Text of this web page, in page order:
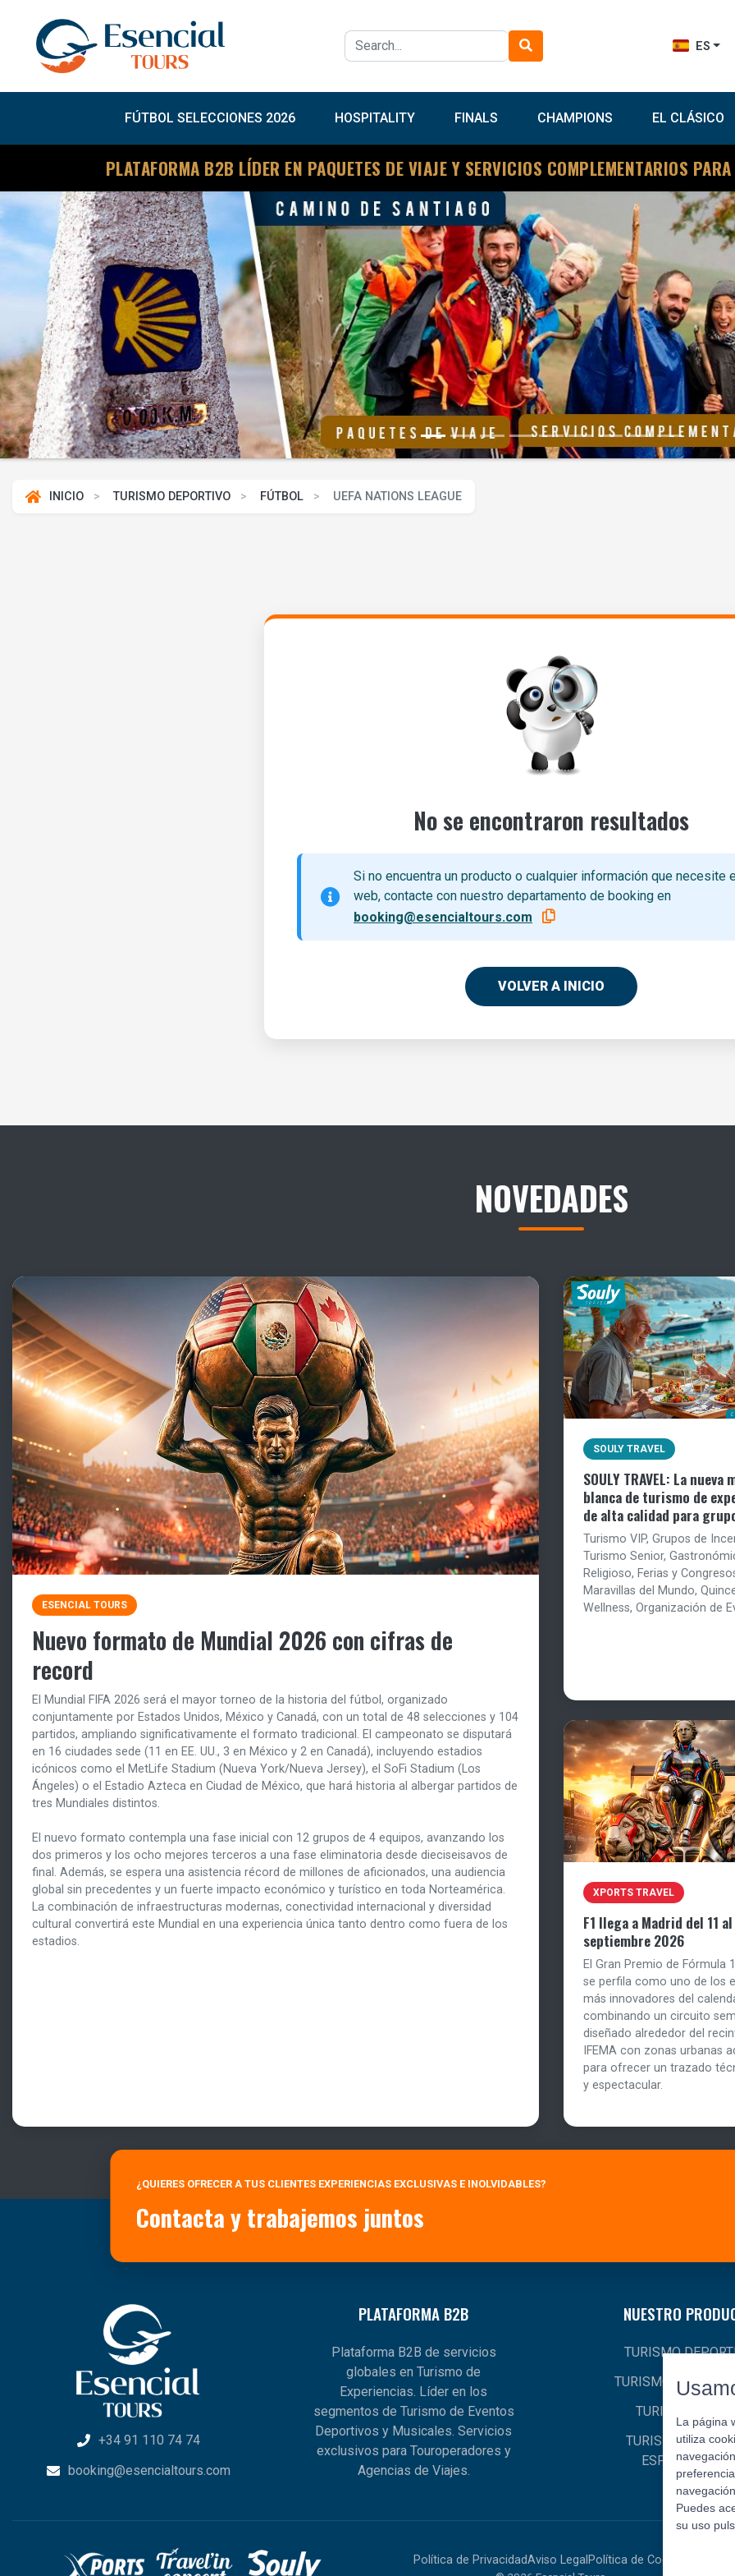
ES
FÚTBOL SELECCIONES 2026 HOSPITALITY FINALS CHAMPIONS EL CLÁSICO
PLATAFORMA B2B LÍDER EN PAQUETES DE VIAJE Y SERVICIOS COMPLEMENTARIOS
Previous
INICIO TURISMO DEPORTIVO FÚTBOL UEFA NATIONS LEAGUE
No se encontraron resultados
Si no encuentra un producto o cualquier información que necesite
web, contacte con nuestro departamento de booking en
booking@esencialtours.com
VOLVER A INICIO
NOVEDADES
ESENCIAL TOURS
Nuevo formato de Mundial 2026 con cifras de
record
El Mundial FIFA 2026 será el mayor torneo de la historia del fútbol, organizado
conjuntamente por Estados Unidos, México y Canadá, con un total de 48 selecciones y 104
partidos, ampliando significativamente el formato tradicional. El campeonato se disputará
en 16 ciudades sede (11 en EE. UU., 3 en México y 2 en Canadá), incluyendo estadios
icónicos como el MetLife Stadium (Nueva York/Nueva Jersey), el SoFi Stadium (Los
Ángeles) o el Estadio Azteca en Ciudad de México, que hará historia al albergar partidos de
tres Mundiales distintos.
El nuevo formato contempla una fase inicial con 12 grupos de 4 equipos, avanzando los
dos primeros y los ocho mejores terceros a una fase eliminatoria desde dieciseisavos de
final. Además, se espera una asistencia récord de millones de aficionados, una audiencia
global sin precedentes y un fuerte impacto económico y turístico en toda Norteamérica.
La combinación de infraestructuras modernas, conectividad internacional y diversidad
cultural convertirá este Mundial en una experiencia única tanto dentro como fuera de los
estadios.
SOULY TRAVEL
SOULY TRAVEL: La nueva
blanca de turismo de
de alta calidad para
Turismo VIP, Grupos de
Turismo Senior,
Religioso, Ferias y
Maravillas del Mundo,
Wellness, Organización de
XPORTS TRAVEL
F1 llega a Madrid del 11
septiembre 2026
El Gran Premio de Fórmula
se perfila como uno de los
más innovadores del
combinando un circuito
diseñado alrededor del
IFEMA con zonas urbanas
para ofrecer un trazado
y espectacular.
¿QUIERES OFRECER A TUS CLIENTES EXPERIENCIAS EXCLUSIVAS E INOLVIDABLES?
Contacta y trabajemos juntos
+34 91 110 74 74
booking@esencialtours.com
PLATAFORMA B2B
Plataforma B2B de servicios
globales en Turismo de
Experiencias. Líder en los
segmentos de Turismo de Eventos
Deportivos y Musicales. Servicios
exclusivos para Touroperadores y
Agencias de Viajes.
NUESTRO
TURISMO
TURISMO
TURISMO
TURISMO
Política de PrivacidadAviso Legal Política de Cookies
La página
utiliza
Puedes
su uso